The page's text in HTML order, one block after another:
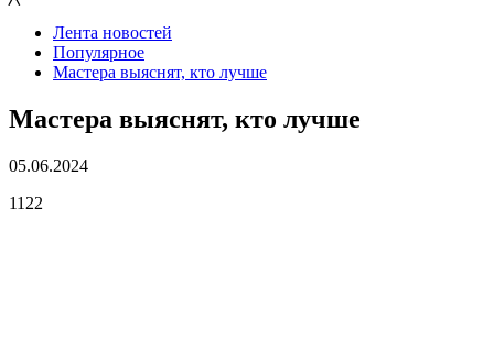
Лента новостей
Популярное
Мастера выяснят, кто лучше
Мастера выяснят, кто лучше
05.06.2024
1122